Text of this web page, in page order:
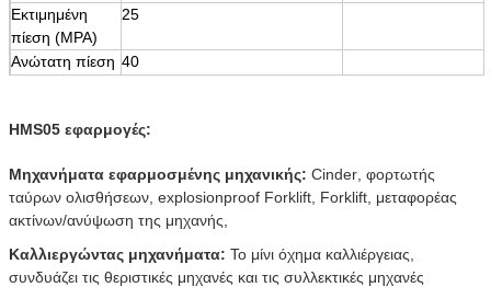
Εκτιμημένη
πίεση (MPA)
25
Ανώτατη πίεση 40
ταχύτητα
Σειρά
ταχύτητας
(r/min)
0-200
HMS05 εφαρμογές:
Μηχανήματα εφαρμοσμένης μηχανικής: Cinder φορτωτής
ταύρων ολισθήσεων, explosionproof Forklift Forklift μεταφορέας
ακτίνων/ανύψωση της μηχανής
Καλλιεργώντας μηχανήματα: Το μίνι όχημα καλλιέργειας
συνδυάζει τις θεριστικές μηχανές και τις συλλεκτικές μηχανές